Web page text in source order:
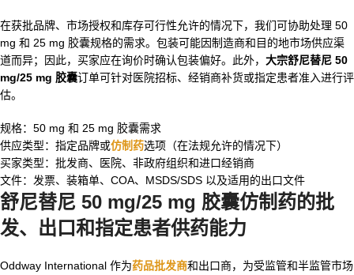
在获批品牌、市场授权和库存可行性允许的情况下，我们可协助处理 50
mg 和 25 mg 胶囊规格的需求。包装可能因制造商和目的地市场供应渠
道而异；因此，买家应在询价时确认包装偏好。此外， 大宗舒尼替尼 50
mg/25 mg 胶囊订单可针对医院招标、经销商补货或指定患者准入进行评
估。
规格：50 mg 和 25 mg 胶囊需求
供应类型：指定品牌或仿制药选项（在法规允许的情况下）
买家类型：批发商、医院、非政府组织和进口经销商
文件：发票、装箱单、COA、MSDS/SDS 以及适用的出口文件
舒尼替尼 50 mg/25 mg 胶囊仿制药的批
发、出口和指定患者供药能力
Oddway International 作为药品批发商和出口商，为受监管和半监管市场